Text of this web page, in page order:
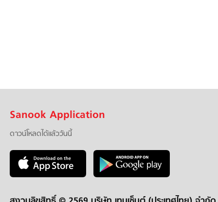
Sanook Application
ดาวน์โหลดได้แล้ววันนี้